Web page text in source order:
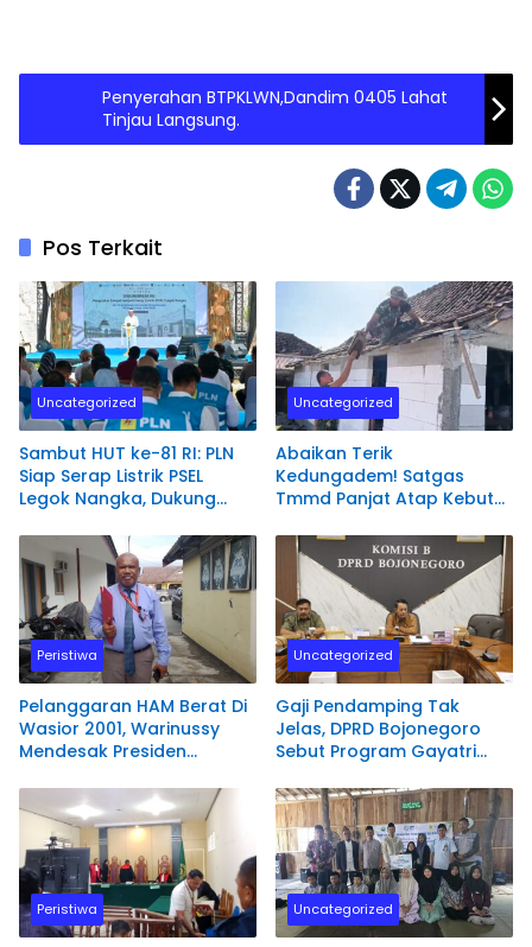
Penyerahan BTPKLWN,Dandim 0405 Lahat
Tinjau Langsung.
Pos Terkait
Uncategorized
Sambut HUT ke-81 RI: PLN
Siap Serap Listrik PSEL
Legok Nangka, Dukung
Berkelanjutan di Jawa
Barat
Uncategorized
Abaikan Terik
Kedungadem! Satgas
Tmmd Panjat Atap Kebut
Samijan di Desa Kesongo
Peristiwa
Pelanggaran HAM Berat Di
Wasior 2001, Warinussy
Mendesak Presiden
RI Bentuk Tim Penyelidikan.
Uncategorized
Gaji Pendamping Tak
Jelas, DPRD Bojonegoro
Sebut Program Gayatri
Penyelewengan
Peristiwa Uncategorized